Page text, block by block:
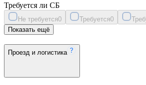
Требуется ли СБ
Не требуется0 Требуется0
Показать ещё
Проезд и логистика